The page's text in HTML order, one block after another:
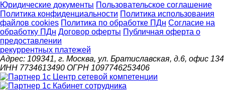
Юридические документы Пользовательское соглашение
Политика конфиденциальности Политика использования
файлов cookies Политика по обработке ПДн Cогласие на
обработку ПДн Договор оферты Публичная оферта о
предоставлении
рекуррентных платежей
Адрес: 109341, г. Москва, ул. Братиславская, д.6, офис 134
ИНН 7734613490 ОГРН 1097746253406